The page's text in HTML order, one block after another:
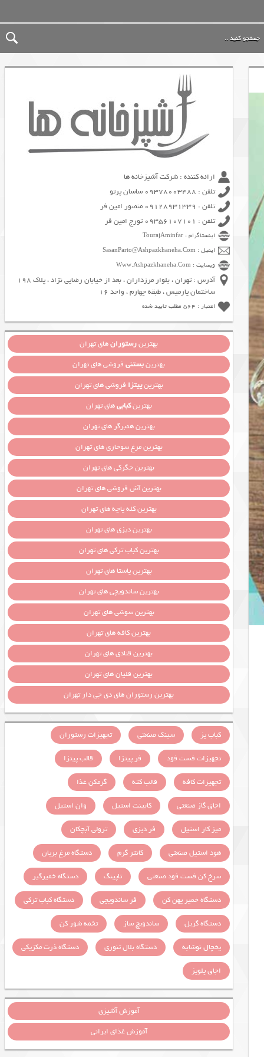
ارائه کننده : شرکت آشپزخانه ها
تلفن : 09378003488 ساسان پرتو
تلفن : 09128931339 منصور امین فر
تلفن : 09356107101 تورج امین فر
اینستاگرام : TourajAminfar
ایمیل : SasanParto@Ashpazkhaneha.Com
وبسایت : Www.Ashpazkhaneha.Com
آدرس : تهران ، بلوار مرزداران ، بعد از خیابان رضایی نژاد ، پلاک 198
ساختمان پارمیس ، طبقه چهارم ، واحد 16
اعتبار : 564 مطلب تایید شده
بهترینرستورانهای تهران
بهترینبستنیفروشی های تهران
بهترینپیتزا فروشی های تهران
بهترینکبابیهای تهران
بهترین همبرگر های تهران
بهترین مرغ سوخاری های تهران
بهترین جگرکی های تهران
بهترین آش فروشی های تهران
بهترین کله پاچه های تهران
بهترین دیزی های تهران
بهترین کباب ترکی های تهران
بهترین پاستا های تهران
بهترین ساندویچی های تهران
بهترین سوشی های تهران
بهترین کافه های تهران
بهترین قنادی های تهران
بهترین قلیان های تهران
بهترین رستوران های دی جی دار تهران
کباب پز سینک صنعتی
تجهیزات رستوران
تجهیزات فست فود
فر پیتزا
قالب پیتزا
تجهیزات کافه
قالب کته
گرمکن غذا
اجاق گاز صنعتی
کابینت استیل
وان استیل
میز کار استیل
فر دیزی
ترولی آبچکان
هود استیل صنعتی
کانتر گرم
دستگاه مرغ بریان
سرخ کن فست فود صنعتی
تاپینگ
دستگاه خمیرگیر
دستگاه خمیر پهن کن
فر ساندویچی
دستگاه کباب ترکی
دستگاه گریل
ساندویچ ساز
تخمه شور کن
یخچال نوشابه
دستگاه بلال تنوری
دستگاه ذرت مکزیکی
اجاق پلوپز
آموزش آشپزی
آموزش غذای ایرانی